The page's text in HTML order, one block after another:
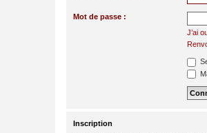
Mot de passe :
J’ai
Inscription